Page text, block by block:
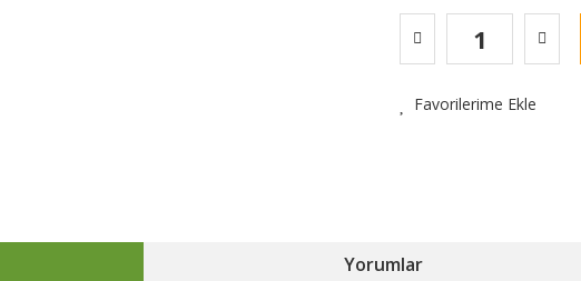
Favorilerime Ekle
Yorumlar